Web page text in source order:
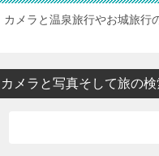
カメラと温泉旅行やお城旅行
カメラと写真そして旅の検